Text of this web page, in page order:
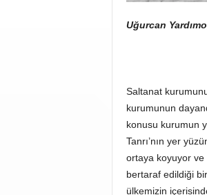
Uğurcan
Saltanat
kurumunun
konusu kurumun
Tanrı’nın yer
ortaya koyuyor ve
bertaraf edildiği
ülkemizin